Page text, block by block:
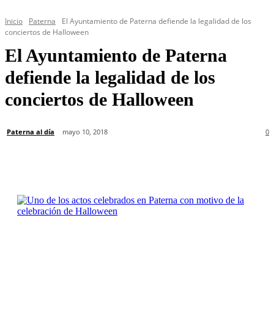
Inicio Paterna
El Ayuntamiento de Paterna defiende la legalidad de los
conciertos de Halloween
El Ayuntamiento de Paterna
defiende la legalidad de los
conciertos de Halloween
Paterna al día mayo 10, 2018 0